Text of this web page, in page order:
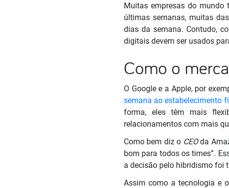
Muitas empresas do
últimas semanas, muitas
dias da semana. Contudo,
digitais devem ser usados
Como o
O Google e a Apple, por
semana ao estabelecimento
forma, eles têm mais
relacionamentos com mais
Como bem diz o CEOda
bom para todos os times”.
a decisão pelo hibridismo foi
Assim como a tecnologia e